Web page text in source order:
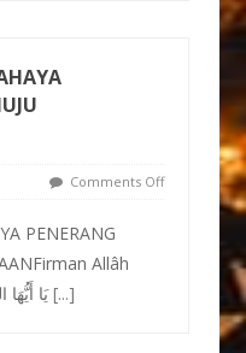
Comments Off
PENERANG
Allâh
Azza wa Jalla :يَا أَيُّهَا النَّاسُ قَدْ جَاءَكُمْ[...]